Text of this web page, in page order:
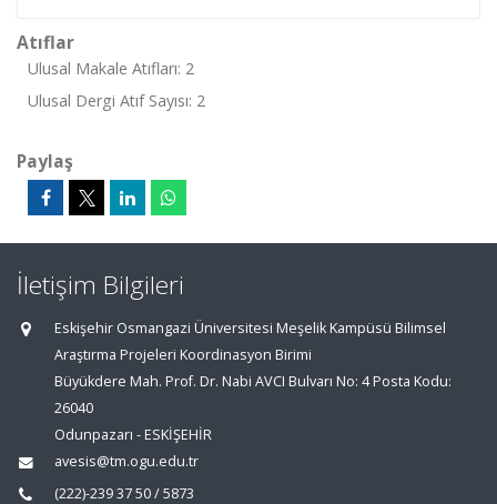
Atıflar
Ulusal Makale Atıfları: 2
Ulusal Dergi Atıf Sayısı: 2
Paylaş
İletişim Bilgileri
Eskişehir Osmangazi Üniversitesi Meşelik Kampüsü Bilimsel
Araştırma Projeleri Koordinasyon Birimi
Büyükdere Mah. Prof. Dr. Nabi AVCI Bulvarı No: 4 Posta Kodu:
26040
Odunpazarı - ESKİŞEHİR
avesis@tm.ogu.edu.tr
(222)-239 37 50 / 5873